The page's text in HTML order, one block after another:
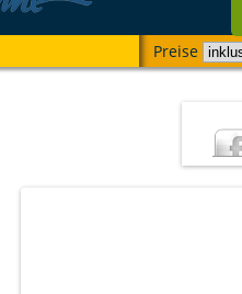
Preise